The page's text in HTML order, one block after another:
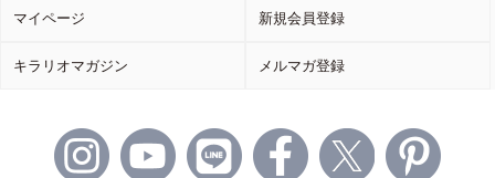
マイページ 新規会員登録
キラリオマガジン メルマガ登録